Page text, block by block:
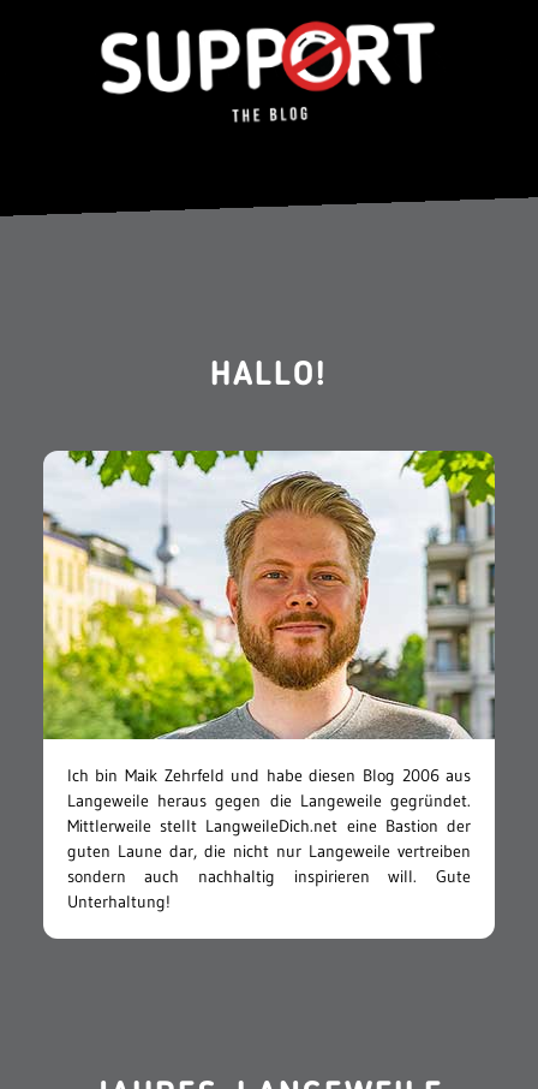
HALLO!
Ich bin Maik Zehrfeld und habe diesen Blog 2006 aus
Langeweile heraus gegen die Langeweile gegründet.
Mittlerweile stellt LangweileDich.net eine Bastion der
guten Laune dar, die nicht nur Langeweile vertreiben
sondern auch nachhaltig inspirieren will. Gute
Unterhaltung!